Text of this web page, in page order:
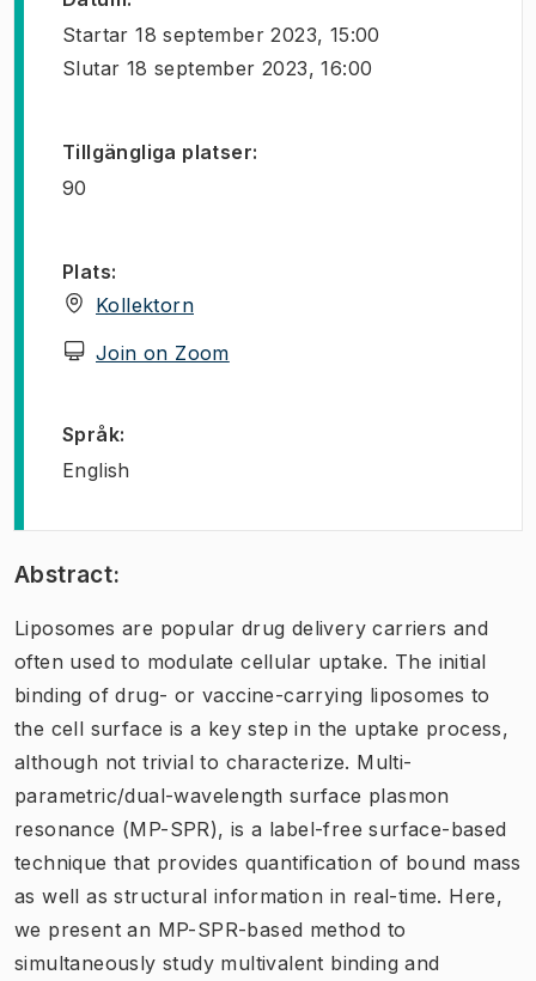
Startar 18 september 2023, 15:00
Slutar 18 september 2023, 16:00
Tillgängliga platser:
90
Plats:
Kollektorn(
Join on Zoom(
Språk:
English
Abstract:
Liposomes are popular drug delivery carriers and
often used to modulate cellular uptake. The initial
binding of drug- or vaccine-carrying liposomes to
the cell surface is a key step in the uptake process,
although not trivial to characterize. Multi-
parametric/dual-wavelength surface plasmon
resonance (MP-SPR), is a label-free surface-based
technique that provides quantification of bound mass
as well as structural information in real-time. Here,
we present an MP-SPR-based method to
simultaneously study multivalent binding and